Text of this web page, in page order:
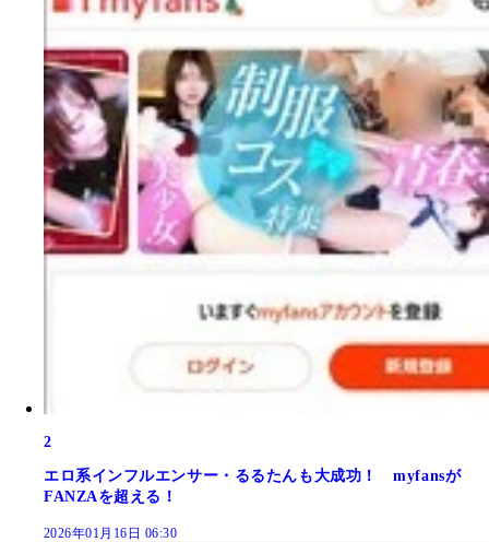
2
エロ系インフルエンサー・るるたんも大成功！ myfansが
FANZAを超える！
2026年01月16日 06:30